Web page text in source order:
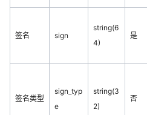
签名 sign
string(6
4)
是
签名类型
sign_typ
e
string(3
2)
否